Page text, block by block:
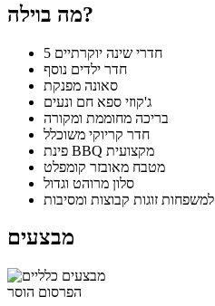
מה בוילה?
5 חדרי שינה יוקרתיים
חדר ילדים נוסף
סאונה מפנקת
ג'קוזי ספא חם ונעים
בריכה מחוממת ומקורה
חדר קריוקי משוכלל
פינת BBQ מקצועית
מטבח מאובזר קומפלט
סלון מרוהט וגדול
למשפחות זוגות קבוצות ומסיבות
מבצעים
הפרסום הוסר